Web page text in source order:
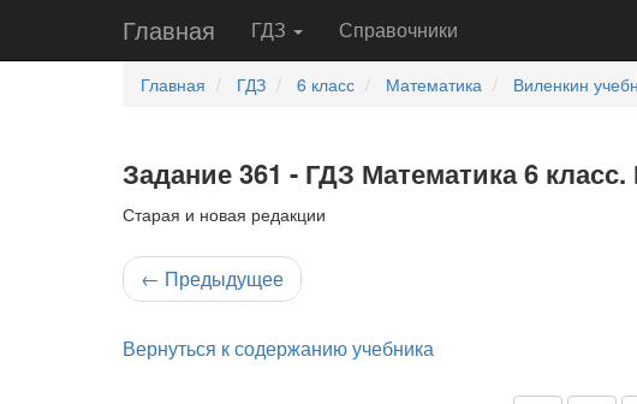
Главная ГДЗ Справочники
Главная ГДЗ 6 класс Математика Виленкин
Задание 361 - ГДЗ Математика 6
Старая и новая редакции
← Предыдущее
Вернуться к содержанию учебника